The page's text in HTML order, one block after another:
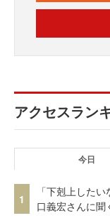
アクセスラン
今日
1
「下剋上した
口義宏さんに